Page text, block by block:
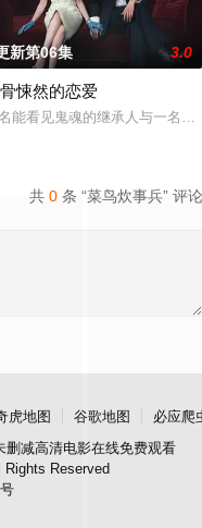
律师的同伴合作，打算窃取
新第06集 3.0
悚然的恋爱
能看见鬼魂的继承人与一名
共 0 条 “菜鸟炊事兵” 评论
虎地图 谷歌地图
必应爬
减高清电影在线免费观看
Reserved